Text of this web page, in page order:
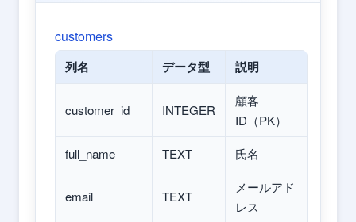
customers
列名 データ型 説明
customer_id INTEGER
顧客
ID（PK）
full_name
TEXT 氏名
email TEXT
メールアド
レス